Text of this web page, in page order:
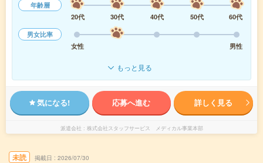
年齢層
20代
30代 40代 50代
60代
男女比率
女性
男性
もっと見る
気になる! 応募へ進む 詳しく見る
派遣会社 株式会社スタッフサービス メディカル事業本部
未読 掲載日 2026/07/30